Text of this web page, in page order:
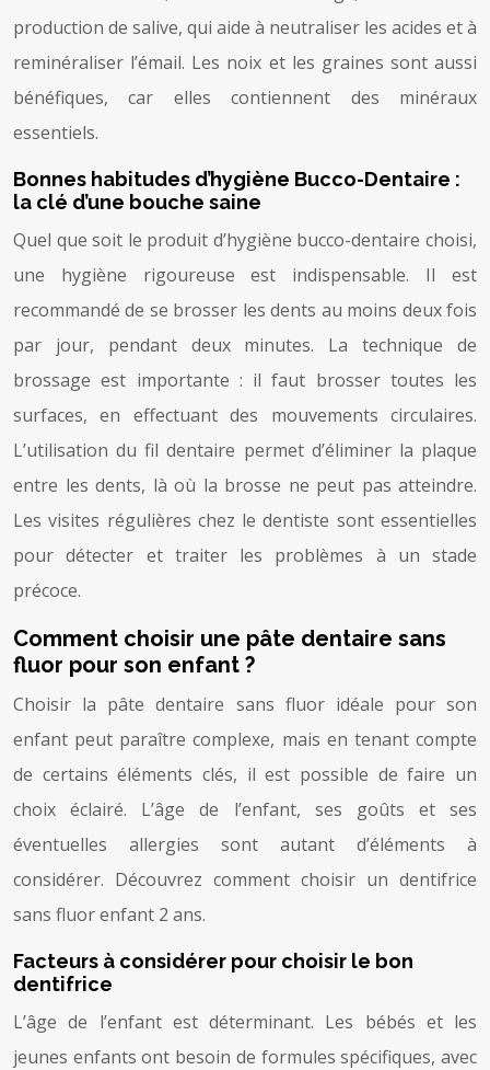
production de salive, qui aide à neutraliser les acides et à
reminéraliser l’émail. Les noix et les graines sont aussi
bénéfiques, car elles contiennent des minéraux
essentiels.
Bonnes habitudes d’hygiène Bucco-Dentaire :
la clé d’une bouche saine
Quel que soit le produit d’hygiène bucco-dentaire choisi,
une hygiène rigoureuse est indispensable. Il est
recommandé de se brosser les dents au moins deux fois
par jour, pendant deux minutes. La technique de
brossage est importante : il faut brosser toutes les
surfaces, en effectuant des mouvements circulaires.
L’utilisation du fil dentaire permet d’éliminer la plaque
entre les dents, là où la brosse ne peut pas atteindre.
Les visites régulières chez le dentiste sont essentielles
pour détecter et traiter les problèmes à un stade
précoce.
Comment choisir une pâte dentaire sans
fluor pour son enfant ?
Choisir la pâte dentaire sans fluor idéale pour son
enfant peut paraître complexe, mais en tenant compte
de certains éléments clés, il est possible de faire un
choix éclairé. L’âge de l’enfant, ses goûts et ses
éventuelles allergies sont autant d’éléments à
considérer. Découvrez comment choisir un dentifrice
sans fluor enfant 2 ans.
Facteurs à considérer pour choisir le bon
dentifrice
L’âge de l’enfant est déterminant. Les bébés et les
jeunes enfants ont besoin de formules spécifiques, avec